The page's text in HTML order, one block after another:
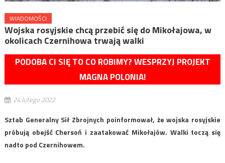
WIADOMOŚCI
Wojska rosyjskie chcą przebić się do Mikołajowa, w
okolicach Czernihowa trwają walki
PODOBA CI SIĘ TO CO ROBIMY? WESPRZYJ PROJEKT
MAGNA POLONIA!
24 lutego 2022
Sztab Generalny Sił Zbrojnych poinformował, że wojska rosyjskie
próbują obejść Chersoń i zaatakować Mikołajów. Walki toczą się
nadto pod Czernihowem.